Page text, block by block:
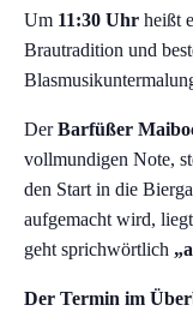
Um 11:30 Uhr heißt
Brautradition und
DerBarfüßer
vollmundigen Note,
den Start in die
aufgemacht wird,
geht sprichwörtlich
Der Termin im